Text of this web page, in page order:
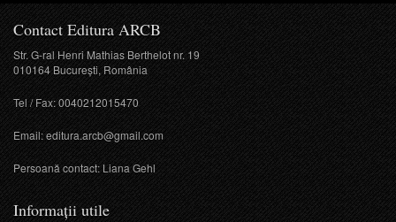
Contact Editura ARCB
Str. G-ral Henri Mathias Berthelot nr. 19
010164 București, România
Tel / Fax: 0040212015470
Email:editura.arcb@gmail.com
Persoană contact: Liana Gehl
Informații utile